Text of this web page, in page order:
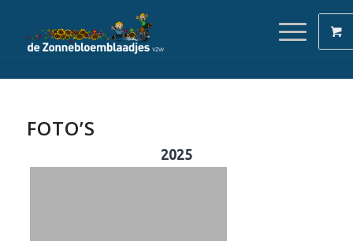
FOTO’S
2025